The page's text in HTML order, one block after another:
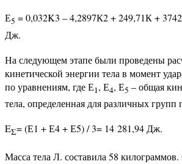
Е5 = 0,032K3 – 4,2897К2 + 249,71К +
Дж.
На следующем этапе были проведены
кинетической энергии тела в момент
по уравнениям, где Е1, Е4, Е5 – общая
тела, определенная для различных
EΣ= (Е1 + Е4 + Е5) / 3= 14 281,94 Дж.
Масса тела Л. составила 58